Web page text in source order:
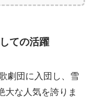
ての活躍
劇団に入団し、雪
大な人気を誇りま